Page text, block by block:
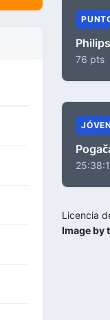
76 pts
Licencia
Image by